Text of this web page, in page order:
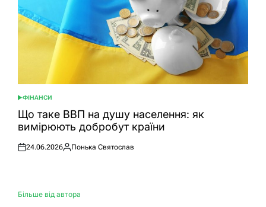
ОПУБЛІКУВАТИ
У
ФІНАНСИ
Що таке ВВП на душу населення: як
вимірюють добробут країни
Оприлюднено
24.06.2026
Опубліковано
Понька Святослав
Більше від автора